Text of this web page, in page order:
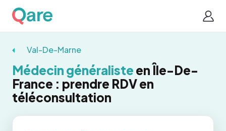
Val-De-Marne
Médecin généraliste en Île-De-
France : prendre RDV en
téléconsultation